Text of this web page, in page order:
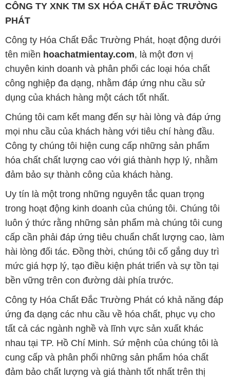
CÔNG TY XNK TM SX HÓA CHẤT ĐẮC TRƯỜNG
PHÁT
Công ty Hóa Chất Đắc Trường Phát, hoạt động dưới
tên miền hoachatmientay.com, là một đơn vị
chuyên kinh doanh và phân phối các loại hóa chất
công nghiệp đa dạng, nhằm đáp ứng nhu cầu sử
dụng của khách hàng một cách tốt nhất.
Chúng tôi cam kết mang đến sự hài lòng và đáp ứng
mọi nhu cầu của khách hàng với tiêu chí hàng đầu.
Công ty chúng tôi hiện cung cấp những sản phẩm
hóa chất chất lượng cao với giá thành hợp lý, nhằm
đảm bảo sự thành công của khách hàng.
Uy tín là một trong những nguyên tắc quan trọng
trong hoạt động kinh doanh của chúng tôi. Chúng tôi
luôn ý thức rằng những sản phẩm mà chúng tôi cung
cấp cần phải đáp ứng tiêu chuẩn chất lượng cao, làm
hài lòng đối tác. Đồng thời, chúng tôi cố gắng duy trì
mức giá hợp lý, tạo điều kiện phát triển và sự tồn tại
bền vững trên con đường dài phía trước.
Công ty Hóa Chất Đắc Trường Phát có khả năng đáp
ứng đa dạng các nhu cầu về hóa chất, phục vụ cho
tất cả các ngành nghề và lĩnh vực sản xuất khác
nhau tại TP. Hồ Chí Minh. Sứ mệnh của chúng tôi là
cung cấp và phân phối những sản phẩm hóa chất
đảm bảo chất lượng và giá thành tốt nhất trên thị